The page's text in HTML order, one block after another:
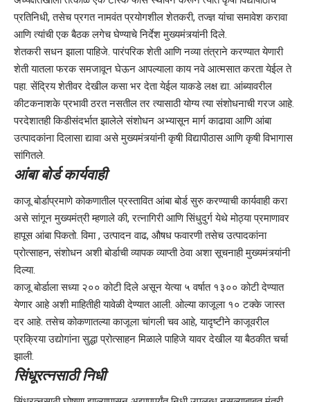
प्रतिनिधी, तसेच प्रगत नामवंत प्रयोगशील शेतकरी, तज्ज्ञ यांचा समावेश करावा
आणि त्यांची एक बैठक लगेच घेण्याचे निर्देश मुख्यमंत्र्यांनी दिले.
शेतकरी सधन झाला पाहिजे. पारंपरिक शेती आणि नव्या तंत्राने करण्यात येणारी
शेती यातला फरक समजावून घेऊन आपल्याला काय नवे आत्मसात करता येईल ते
पहा. सेंद्रिय शेतीवर देखील कसा भर देता येईल याकडे लक्ष द्या. आंब्यावरील
कीटकनाशके प्रभावी ठरत नसतील तर त्यासाठी योग्य त्या संशोधनाची गरज आहे.
परदेशातही किडीसंदर्भात झालेले संशोधन अभ्यासून मार्ग काढावा आणि आंबा
उत्पादकांना दिलासा द्यावा असे मुख्यमंत्र्यांनी कृषी विद्यापीठास आणि कृषी विभागास
सांगितले.
आंबा बोर्ड कार्यवाही
काजू बोर्डाप्रमाणे कोकणातील प्रस्तावित आंबा बोर्ड सुरु करण्याची कार्यवाही करा
असे सांगून मुख्यमंत्री म्हणाले की, रत्नागिरी आणि सिंधुदुर्ग येथे मोठ्या प्रमाणावर
हापूस आंबा पिकतो. विमा , उत्पादन वाढ, औषध फवारणी तसेच उत्पादकांना
प्रोत्साहन, संशोधन अशी बोर्डाची व्यापक व्याप्ती ठेवा अशा सूचनाही मुख्यमंत्र्यांनी
दिल्या.
काजू बोर्डाला सध्या २०० कोटी दिले असून येत्या ५ वर्षात १३०० कोटी देण्यात
येणार आहे अशी माहितीही यावेळी देण्यात आली. ओल्या काजूला १० टक्के जास्त
दर आहे. तसेच कोकणातल्या काजूला चांगली चव आहे, यादृष्टीने काजूवरील
प्रक्रिया उद्योगांना सुद्धा प्रोत्साहन मिळाले पाहिजे यावर देखील या बैठकीत चर्चा
झाली.
सिंधूरत्नसाठी निधी